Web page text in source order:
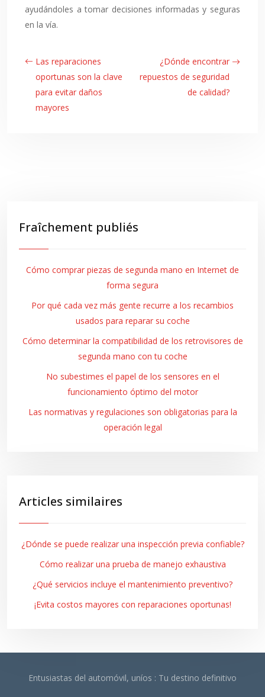
ayudándoles a tomar decisiones informadas y seguras
en la vía.
Las reparaciones
oportunas son la clave
para evitar daños
mayores
¿Dónde encontrar
repuestos de seguridad
de calidad?
Fraîchement publiés
Cómo comprar piezas de segunda mano en Internet de
forma segura
Por qué cada vez más gente recurre a los recambios
usados para reparar su coche
Cómo determinar la compatibilidad de los retrovisores de
segunda mano con tu coche
No subestimes el papel de los sensores en el
funcionamiento óptimo del motor
Las normativas y regulaciones son obligatorias para la
operación legal
Articles similaires
¿Dónde se puede realizar una inspección previa confiable?
Cómo realizar una prueba de manejo exhaustiva
¿Qué servicios incluye el mantenimiento preventivo?
¡Evita costos mayores con reparaciones oportunas!
Entusiastas del automóvil, uníos : Tu destino definitivo